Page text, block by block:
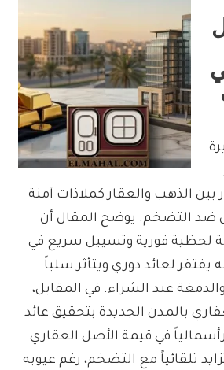
بين الذهب والعقار كملاذات آمنة
ضد التضخم. يوضح المقال أن
لحظية فورية وتسييل سريع في
يفتقر لعائد دوري ويتأثر سلباً
عند الشراء. في المقابل،
بالمدن الجديدة بتحقيق عائد
في قيمة الأصل العقاري
تلقائياً مع التضخم، رغم عيوبه